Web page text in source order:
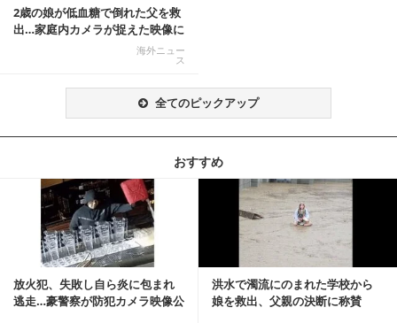
2歳の娘が低血糖で倒れた父を救
出…家庭内カメラが捉えた映像に
海外ニュー
ス
全てのピックアップ
おすすめ
放火犯、失敗し自ら炎に包まれ
逃走…豪警察が防犯カメラ映像公
洪水で濁流にのまれた学校から
娘を救出、父親の決断に称賛
記事を読む